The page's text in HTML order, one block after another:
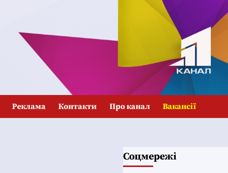
Реклама Контакти Про канал Вакансії
Соцмережі